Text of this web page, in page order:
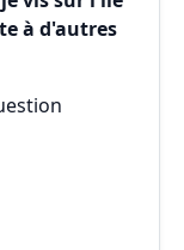
à d'autres